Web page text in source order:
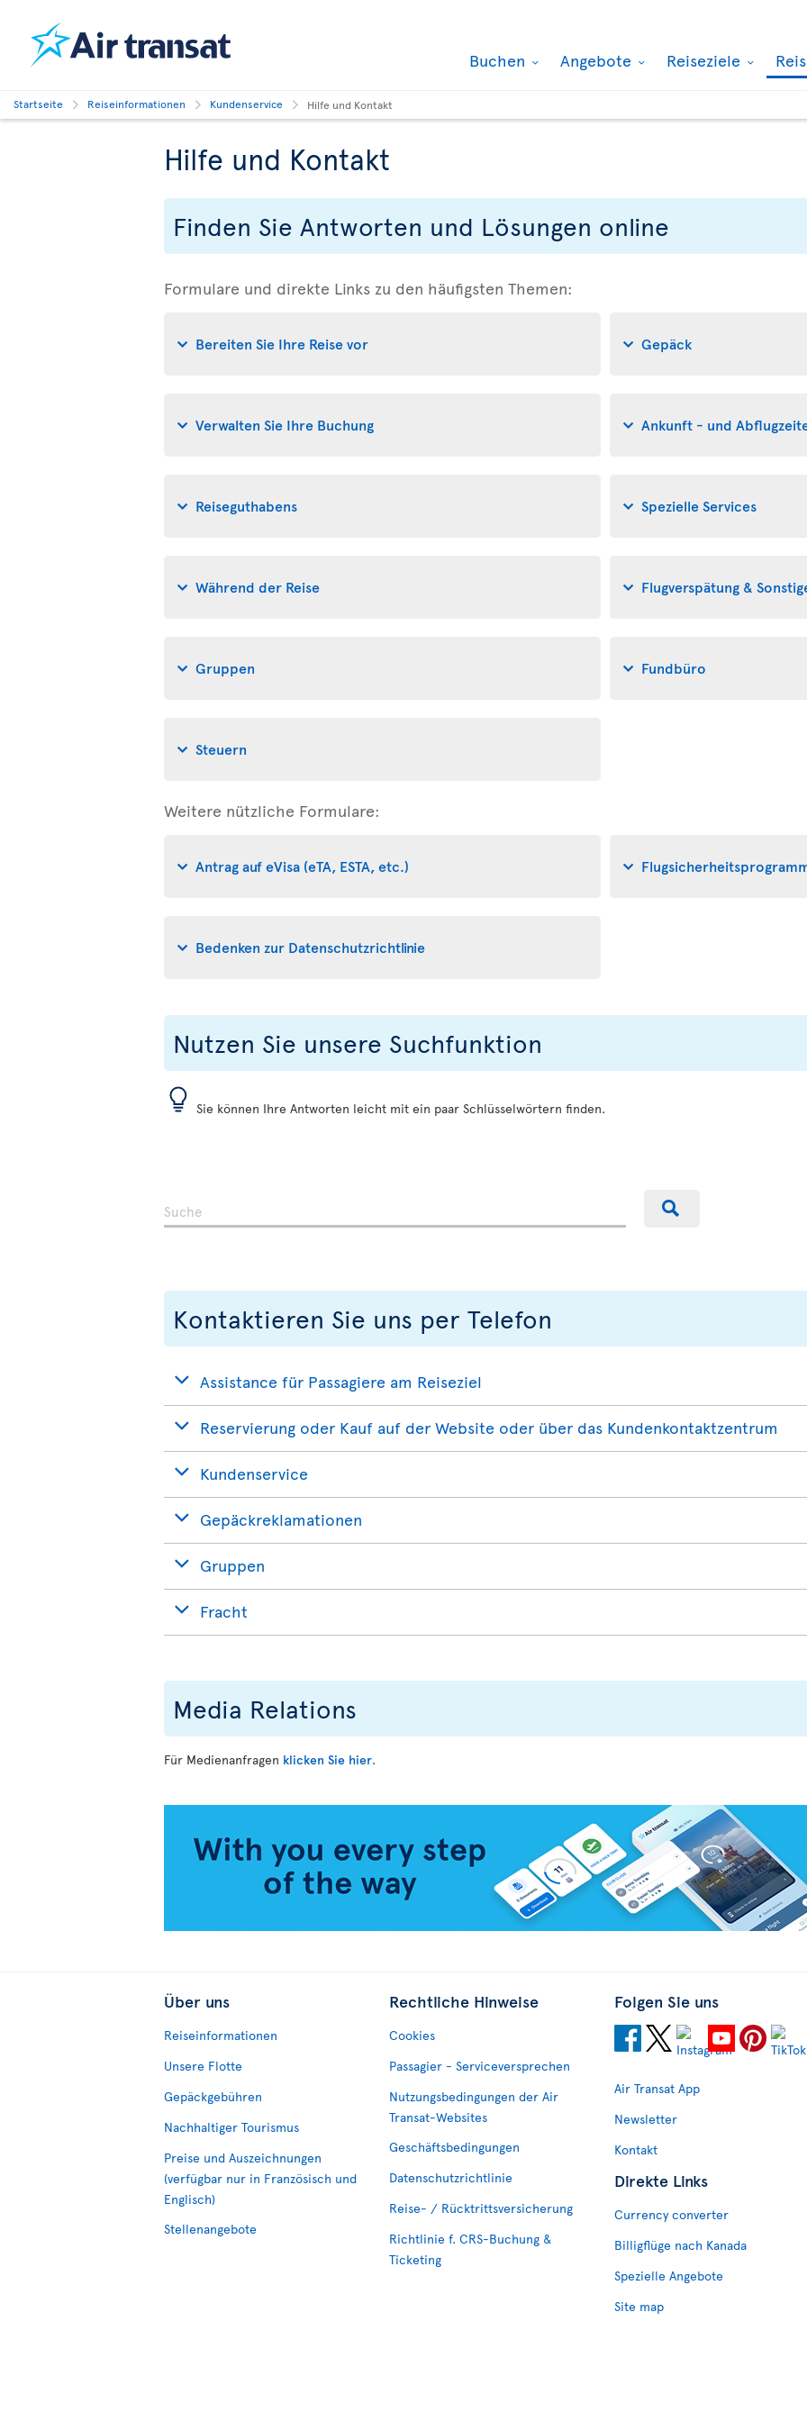
Buchen Angebote Reiseziele
Startseite Reiseinformationen Kundenservice Hilfe und Kontakt
Hilfe und Kontakt
Finden Sie Antworten und Lösungen online
Formulare und direkte Links zu den häufigsten Themen:
Bereiten Sie Ihre Reise vor Gepäck
Verwalten Sie Ihre Buchung Ankunft - und
Reiseguthabens Spezielle Services
Während der Reise Flugverspätung &
Gruppen Fundbüro
Steuern
Weitere nützliche Formulare:
Antrag auf eVisa (eTA, ESTA, etc.)
Bedenken zur Datenschutzrichtlinie
Nutzen Sie unsere Suchfunktion
Sie können Ihre Antworten leicht mit ein paar Schlüsselwörtern finden.
Kontaktieren Sie uns per Telefon
Assistance für Passagiere am Reiseziel
Reservierung oder Kauf auf der Website oder über das Kundenkontaktzentrum
Kundenservice
Gepäckreklamationen
Gruppen
Fracht
Media Relations
Für Medienanfragen klicken Sie hier.
Über uns
Reiseinformationen
Unsere Flotte
Gepäckgebühren
Nachhaltiger Tourismus
Preise und Auszeichnungen
(verfügbar nur in Französisch und
Englisch)
Stellenangebote
Rechtliche Hinweise
Cookies
Passagier - Serviceversprechen
Nutzungsbedingungen der Air
Transat-Websites
Geschäftsbedingungen
Datenschutzrichtlinie
Reise- / Rücktrittsversicherung
Richtlinie f. CRS-Buchung &
Ticketing
Folgen Sie uns
Air Transat App
Newsletter
Kontakt
Direkte Links
Currency converter
Billigflüge nach Kanada
Spezielle Angebote
Site map